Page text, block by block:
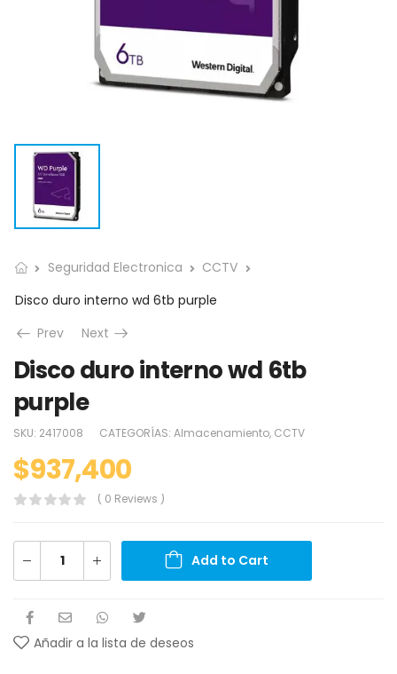
Seguridad Electronica
CCTV
Disco duro interno wd 6tb purple
Prev
Next
Disco duro interno wd 6tb
purple
SKU: 2417008 CATEGORÍAS: Almacenamiento, CCTV
$937,400
( 0 Reviews )
Add to Cart
Añadir a la lista de deseos